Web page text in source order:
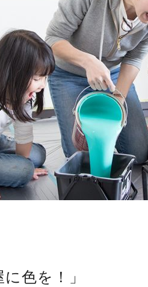
色を！」